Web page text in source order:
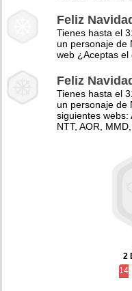
Feliz
Tienes hasta el
un personaje de
web ¿Aceptas el
Feliz
Tienes hasta el
un personaje de
siguientes webs:
NTT, AOR,
2
14%